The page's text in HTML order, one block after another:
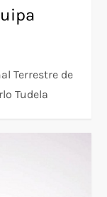
Terrestre de
Tudela